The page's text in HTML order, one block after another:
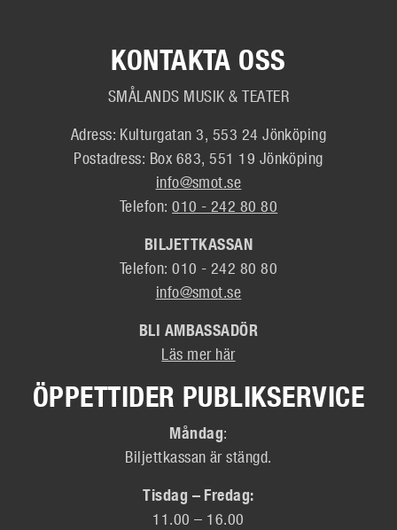
KONTAKTA OSS
SMÅLANDS MUSIK & TEATER
Adress: Kulturgatan 3, 553 24 Jönköping
Postadress: Box 683, 551 19 Jönköping
info@smot.se
Telefon:010 - 242 80 80
BILJETTKASSAN
Telefon: 010 - 242 80 80
info@smot.se
BLI AMBASSADÖR
Läs mer här
ÖPPETTIDER PUBLIKSERVICE
Måndag:
Biljettkassan är stängd.
Tisdag – Fredag:
11.00 – 16.00